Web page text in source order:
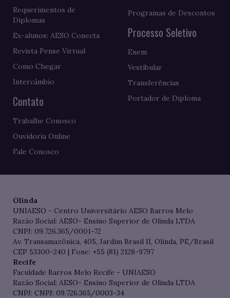
Requerimentos de
Diplomas
Ex-alunos: AESO Conecta
Revista Pense Virtual
Como Chegar
Intercâmbio
Contato
Trabalhe Conosco
Ouvidoria Online
Fale Conosco
Programas de Descontos
Processo Seletivo
Enem
Vestibular
Transferências
Portador de Diploma
Olinda
UNIAESO - Centro Universitário AESO Barros Melo
Razão Social: AESO- Ensino Superior de Olinda LTDA
CNPJ: 09.726.365/0001-72
Av. Transamazônica, 405, Jardim Brasil II, Olinda, PE/Brasil
CEP 53300-240 | Fone: +55 (81) 2128-9797
Recife
Faculdade Barros Melo Recife - UNIAESO
Razão Social: AESO- Ensino Superior de Olinda LTDA
CNPJ: CNPJ: 09.726.365/0003-34